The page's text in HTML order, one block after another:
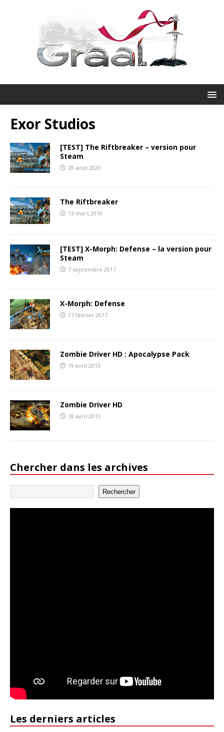
Exor Studios
[TEST] The Riftbreaker – version pour
Steam
28 août 2020
The Riftbreaker
13 mars 2019
[TEST] X-Morph: Defense – la version pour
Steam
7 septembre 2017
X-Morph: Defense
17 février 2017
Zombie Driver HD : Apocalypse Pack
19 avril 2013
Zombie Driver HD
18 avril 2013
Chercher dans les archives
Rechercher
Les derniers articles